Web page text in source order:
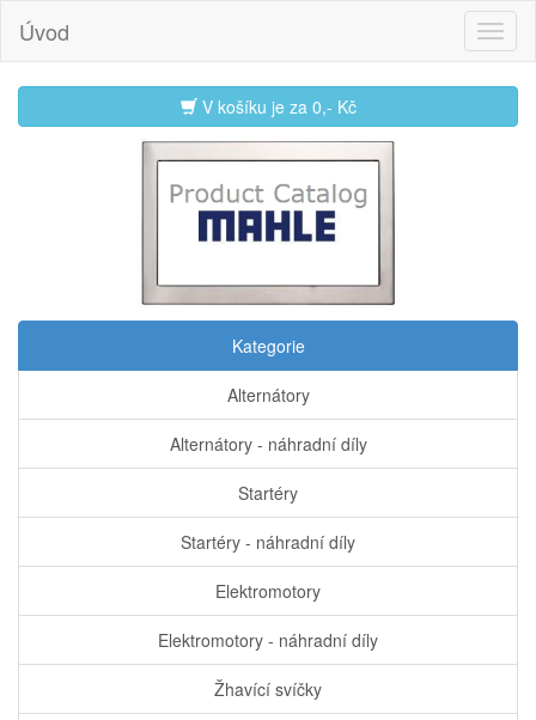
Úvod
V košíku je za 0,- Kč
Kategorie
Alternátory
Alternátory - náhradní díly
Startéry
Startéry - náhradní díly
Elektromotory
Elektromotory - náhradní díly
Žhavící svíčky